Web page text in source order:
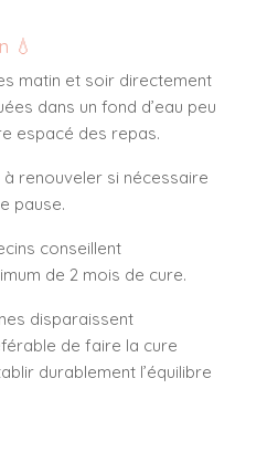
💧
matin et soir directement
dans un fond d’eau peu
espacé des repas.
à renouveler si nécessaire
pause.
conseillent
de 2 mois de cure.
disparaissent
de faire la cure
durablement l’équilibre